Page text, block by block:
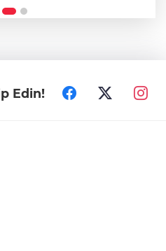
Edin!